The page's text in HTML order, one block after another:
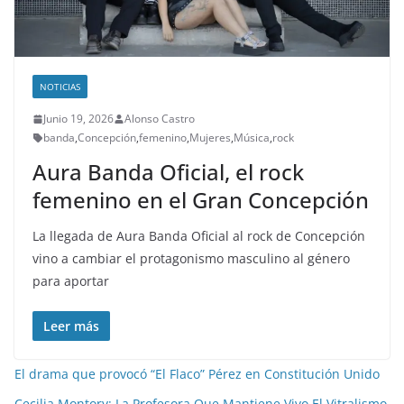
NOTICIAS
Junio 19, 2026
Alonso Castro
banda,Concepción,femenino,Mujeres,Música,rock
Aura Banda Oficial, el rock
femenino en el Gran Concepción
La llegada de Aura Banda Oficial al rock de Concepción
vino a cambiar el protagonismo masculino al género
para aportar
Leer más
El drama que provocó “El Flaco” Pérez en Constitución Unido